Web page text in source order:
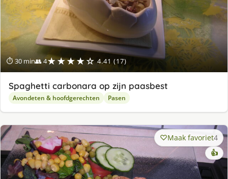
⏱ 30 min👥 4★★★★☆ 4.41 (17)
Spaghetti carbonara op zijn paasbest
Avondeten & hoofdgerechten Pasen
Maak favoriet4
👍